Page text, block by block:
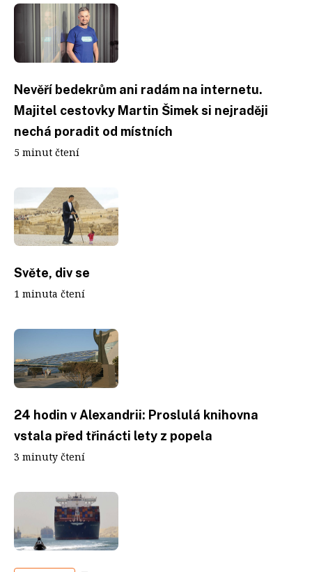
Nevěří bedekrům ani radám na internetu.
Majitel cestovky Martin Šimek si nejraději
nechá poradit od místních
5 minut čtení
Světe, div se
1 minuta čtení
24 hodin v Alexandrii: Proslulá knihovna
vstala před třinácti lety z popela
3 minuty čtení